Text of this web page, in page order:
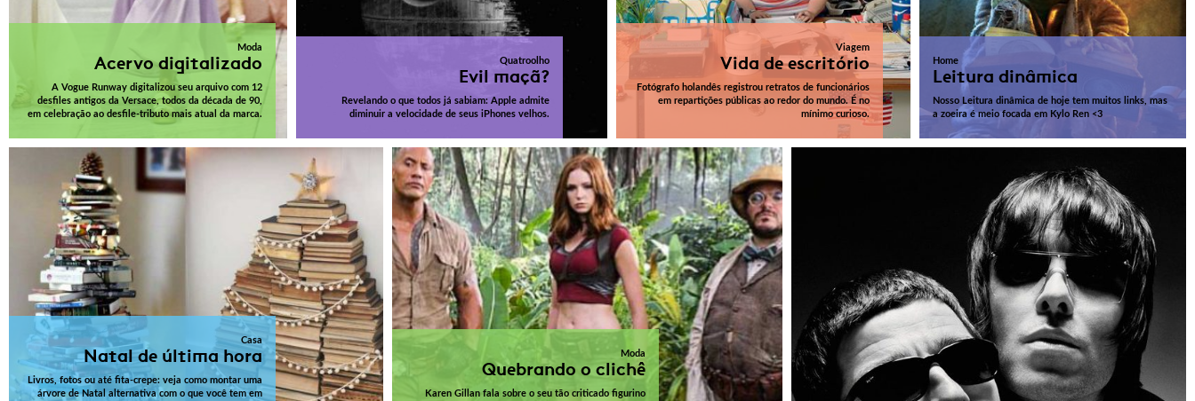
Quatroolho
Evil maçã?
Revelando o que todos já sabiam: Apple admite
diminuir a velocidade de seus iPhones velhos.
Viagem
Vida de escritório
Fotógrafo holandês registrou retratos de funcionários
em repartições públicas ao redor do mundo. É no
mínimo curioso.
Home
Leitura dinâmica
Nosso Leitura dinâmica de hoje tem muitos links, mas
a zoeira é meio focada em Kylo Ren <3
Moda
Acervo digitalizado
A Vogue Runway digitalizou seu arquivo com 12
desfiles antigos da Versace, todos da década de 90,
em celebração ao desfile-tributo mais atual da marca.
Casa
Natal de última hora
Livros, fotos ou até fita-crepe: veja como montar uma
árvore de Natal alternativa com o que você tem em
Moda
Quebrando o clichê
Karen Gillan fala sobre o seu tão criticado figurino